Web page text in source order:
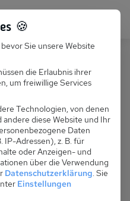
899 050
Nicolai, Fewo
🍪
Sie unsere Website
die Erlaubnis ihrer
um freiwillige Services
Technologien, von denen
andere diese Website und Ihr
Daten
IP-Adressen), z. B. für
oder Anzeigen- und
über die Verwendung
Datenschutzerklärung. Sie
Einstellungen